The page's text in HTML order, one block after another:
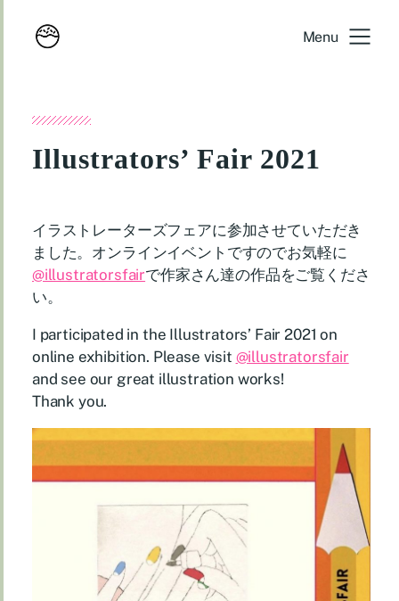
Menu
Illustrators’ Fair 2021
イラストレーターズフェアに参加させていただき
ました。オンラインイベントですのでお気軽に
@illustratorsfairで作家さん達の作品をご覧くださ
い。
I participated in the Illustrators’ Fair 2021 on
online exhibition. Please visit @illustratorsfair
and see our great illustration works!
Thank you.